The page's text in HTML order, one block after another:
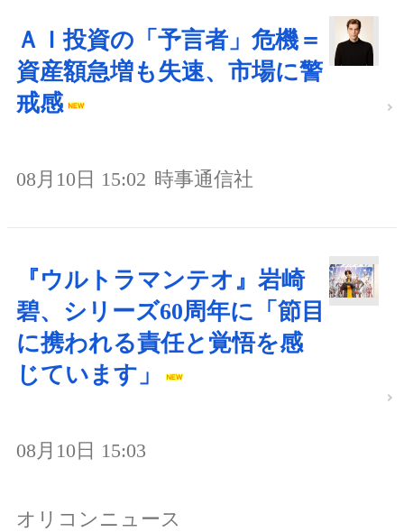
ＡＩ投資の「予言者」危機＝
資産額急増も失速、市場に警
戒感
08月10日 15:02 時事通信社
『ウルトラマンテオ』岩崎
碧、シリーズ60周年に「節目
に携われる責任と覚悟を感
じています」
08月10日 15:03
オリコンニュース